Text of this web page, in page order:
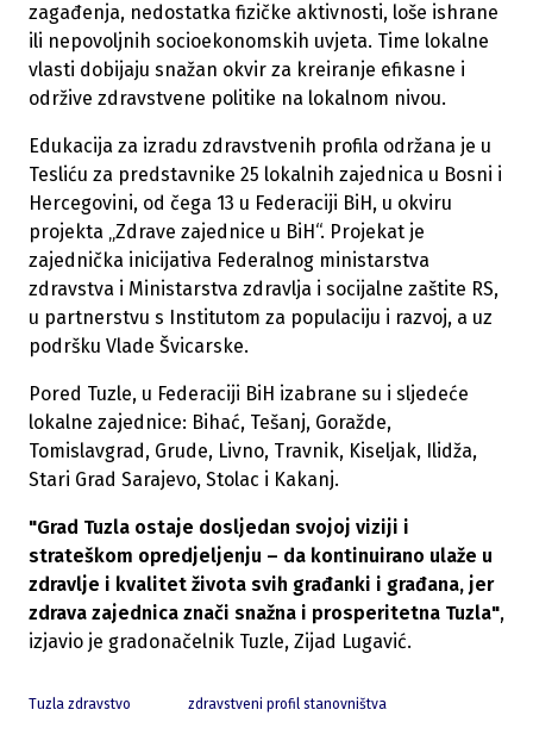
zagađenja, nedostatka fizičke aktivnosti, loše ishrane
ili nepovoljnih socioekonomskih uvjeta. Time lokalne
vlasti dobijaju snažan okvir za kreiranje efikasne i
održive zdravstvene politike na lokalnom nivou.
Edukacija za izradu zdravstvenih profila održana je u
Tesliću za predstavnike 25 lokalnih zajednica u Bosni i
Hercegovini, od čega 13 u Federaciji BiH, u okviru
projekta „Zdrave zajednice u BiH“. Projekat je
zajednička inicijativa Federalnog ministarstva
zdravstva i Ministarstva zdravlja i socijalne zaštite RS,
u partnerstvu s Institutom za populaciju i razvoj, a uz
podršku Vlade Švicarske.
Pored Tuzle, u Federaciji BiH izabrane su i sljedeće
lokalne zajednice: Bihać, Tešanj, Goražde,
Tomislavgrad, Grude, Livno, Travnik, Kiseljak, Ilidža,
Stari Grad Sarajevo, Stolac i Kakanj.
"Grad Tuzla ostaje dosljedan svojoj viziji i
strateškom opredjeljenju – da kontinuirano ulaže u
zdravlje i kvalitet života svih građanki i građana, jer
zdrava zajednica znači snažna i prosperitetna Tuzla",
izjavio je gradonačelnik Tuzle, Zijad Lugavić.
Tuzla zdravstvo zdravstveni profil stanovništva